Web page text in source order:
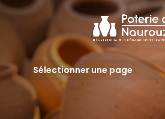
Sélectionner une page